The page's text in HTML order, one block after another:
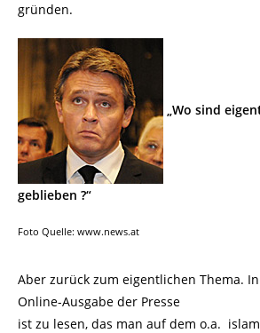
gründen.
„Wo sind
geblieben ?“
Foto Quelle: www.news.at
Aber zurück zum eigentlichen Thema.
Online-Ausgabe der Presse
ist zu lesen, das man auf dem o.a.